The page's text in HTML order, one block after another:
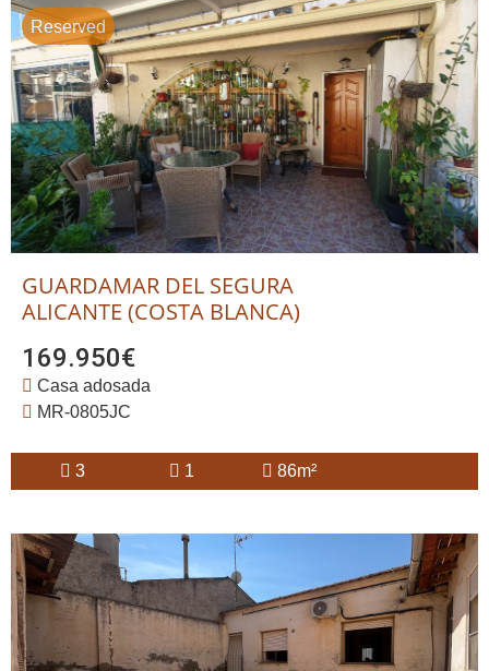
Reserved
GUARDAMAR DEL SEGURA
ALICANTE (COSTA BLANCA)
169.950€
Casa adosada
MR-0805JC
3 1 86m²